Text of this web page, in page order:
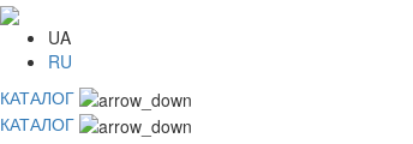
UA
RU
КАТАЛОГ
КАТАЛОГ